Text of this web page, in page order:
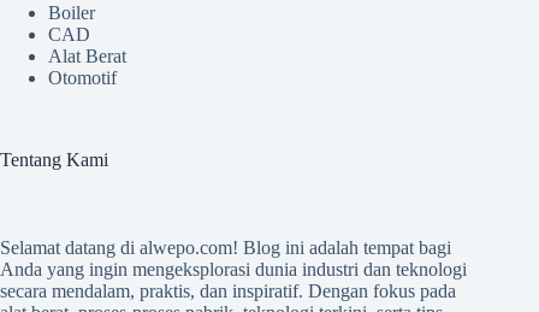
Boiler
CAD
Alat Berat
Otomotif
Tentang Kami
Selamat datang di alwepo.com! Blog ini adalah tempat bagi
Anda yang ingin mengeksplorasi dunia industri dan teknologi
secara mendalam, praktis, dan inspiratif. Dengan fokus pada